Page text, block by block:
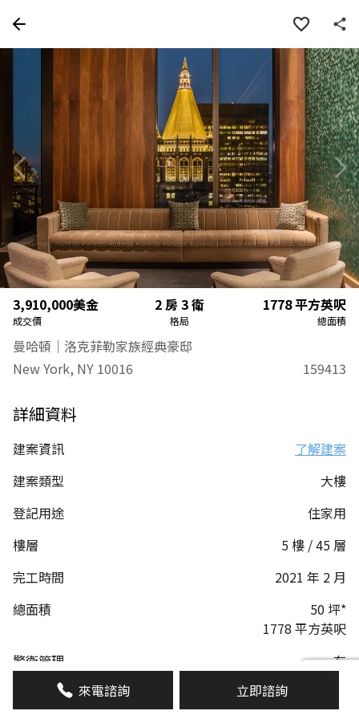
3,910,000美金 2 房 3 衛 1778平方英呎
成交價 格局 總面積
曼哈頓｜洛克菲勒家族經典豪邸
New York, NY 10016
159413
詳細資料
建案資訊
了解建案
建案類型
大樓
登記用途
住家用
樓層
5 樓 / 45 層
完工時間
2021 年 2 月
總面積
50 坪*
1778 平方英呎
警衛管理
有
來電諮詢 立即諮詢
周